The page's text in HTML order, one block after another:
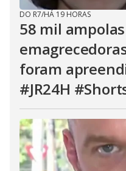
DO R7/HÁ 19 HORAS
58 mil
foram
#JR24H